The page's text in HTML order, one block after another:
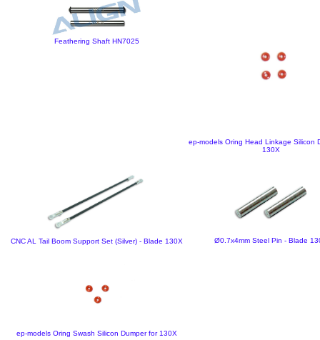
Feathering Shaft HN7025
ep-models Oring Head Linkage Silicon
130X
CNC AL Tail Boom Support Set (Silver) - Blade 130X Ø0.7x4mm Steel Pin - Blade
ep-models Oring Swash Silicon Dumper for 130X